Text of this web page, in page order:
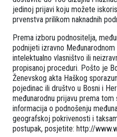
jedinoj prijavi koju možete
prvenstva prilikom naknadnih
Prema izboru podnositelja,
podnijeti izravno
intelektualno vlasništvo ili
propisanoj proceduri. Pošto je
Ženevskog akta Haškog
pojedinac ili društvo u Bosni i
međunarodnu prijavu prema tom
informacija o podnošenju
geografskoj pokrivenosti i
postupak, posjetite: http://